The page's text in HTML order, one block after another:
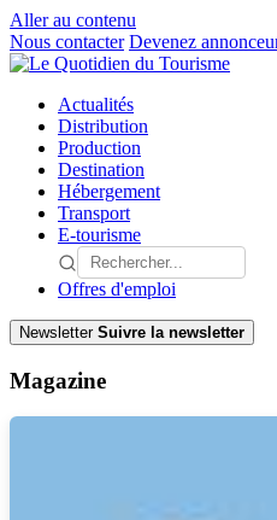
Aller au contenu
Nous contacter Devenez
Actualités
Distribution
Production
Destination
Hébergement
Transport
E-tourisme
Offres d'emploi
Newsletter Suivre la newsletter
Magazine